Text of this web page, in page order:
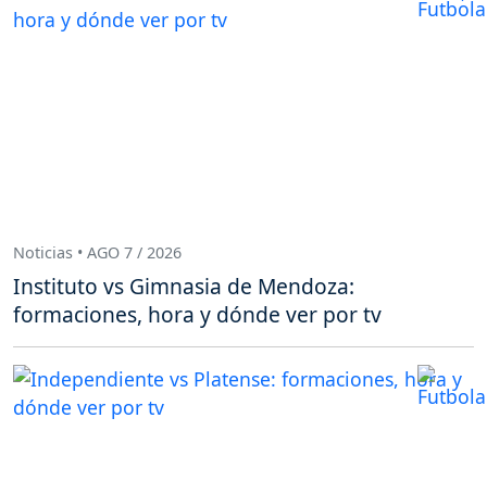
Noticias • AGO 7 / 2026
Instituto vs Gimnasia de Mendoza:
formaciones, hora y dónde ver por tv